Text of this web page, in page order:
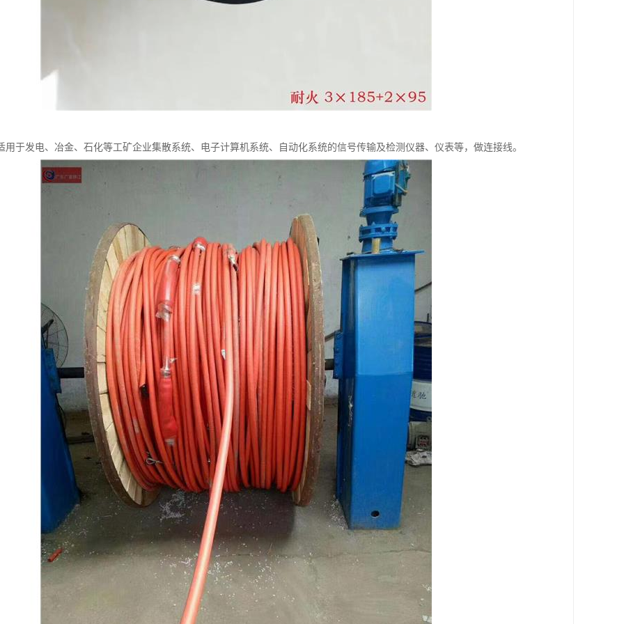
用于发电、冶金、石化等工矿企业集散系统、电子计算机系统、自动化系统的信号传输及检测仪器、仪表等，做连接线。